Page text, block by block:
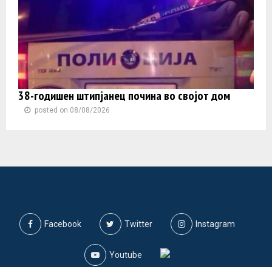
38-годишен штипјанец почина во својот дом
posted on 08/08/2026
Facebook Twitter Instagram
Youtube